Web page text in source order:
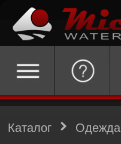
Каталог Одежда